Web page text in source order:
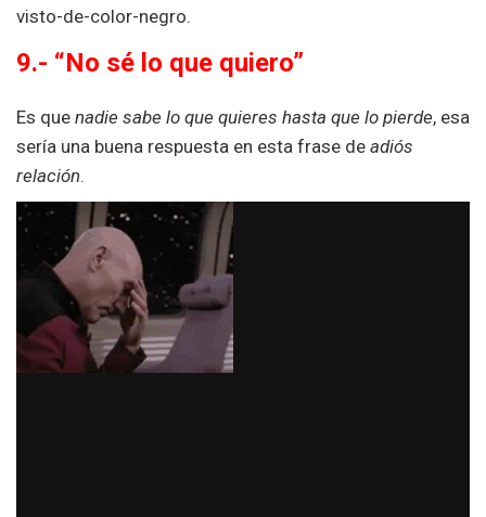
visto-de-color-negro.
9.- “No sé lo que quiero”
Es que nadie sabe lo que quieres hasta que lo pierde, esa
sería una buena respuesta en esta frase de adiós
relación.